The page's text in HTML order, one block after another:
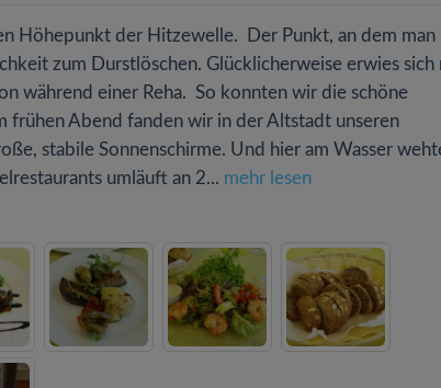
Höhepunkt der Hitzewelle. Der Punkt, an dem man
zum Durstlöschen. Glücklicherweise erwies sich
während einer Reha. So konnten wir die schöne
frühen Abend fanden wir in der Altstadt unseren
stabile Sonnenschirme. Und hier am Wasser
umläuft an 2... mehr lesen